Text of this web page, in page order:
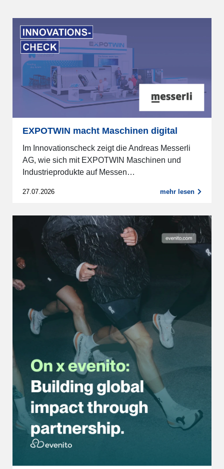
EXPOTWIN macht Maschinen digital
Im Innovationscheck zeigt die Andreas Messerli
AG, wie sich mit EXPOTWIN Maschinen und
Industrieprodukte auf Messen…
27.07.2026 mehr lesen